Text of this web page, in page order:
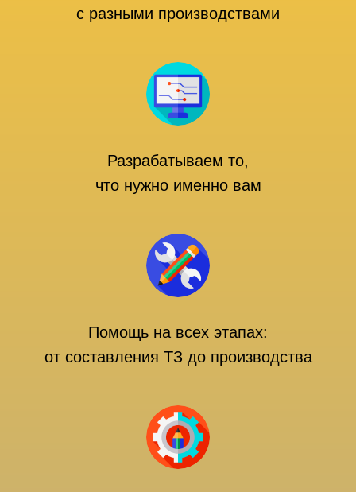
с разными производствами
Разрабатываем то,
что нужно именно вам
Помощь на всех этапах:
от составления ТЗ до производства